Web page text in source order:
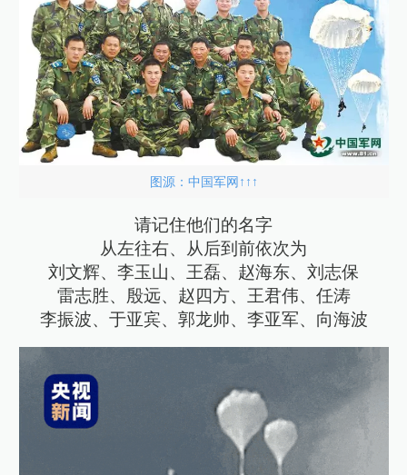
图源：中国军网↑↑↑
请记住他们的名字
从左往右、从后到前依次为
刘文辉、李玉山、王磊、赵海东、刘志保
雷志胜、殷远、赵四方、王君伟、任涛
李振波、于亚宾、郭龙帅、李亚军、向海波